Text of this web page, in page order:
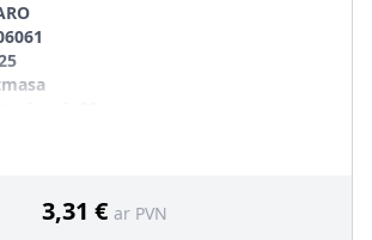
[mm]
[mm]
3,31 € ar PVN